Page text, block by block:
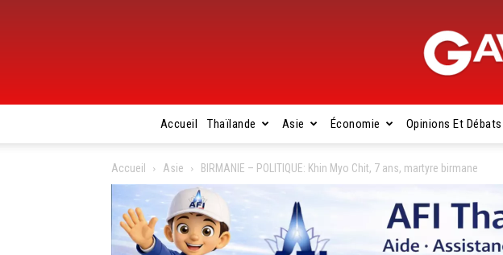
Accueil Thaïlande Asie Économie Opinions Et Débats
Accueil Asie BIRMANIE – POLITIQUE: Khin Myo Chit, 7 ans, martyre birmane